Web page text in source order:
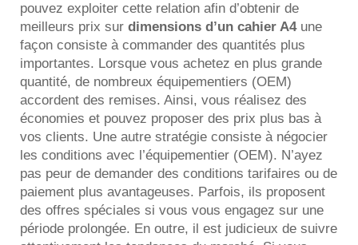
pouvez exploiter cette relation afin d’obtenir de
meilleurs prix sur dimensions d’un cahier A4 une
façon consiste à commander des quantités plus
importantes. Lorsque vous achetez en plus grande
quantité, de nombreux équipementiers (OEM)
accordent des remises. Ainsi, vous réalisez des
économies et pouvez proposer des prix plus bas à
vos clients. Une autre stratégie consiste à négocier
les conditions avec l’équipementier (OEM). N’ayez
pas peur de demander des conditions tarifaires ou de
paiement plus avantageuses. Parfois, ils proposent
des offres spéciales si vous vous engagez sur une
période prolongée. En outre, il est judicieux de suivre